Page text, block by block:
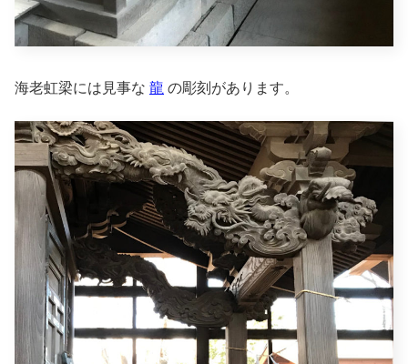
海老虹梁には見事な 龍 の彫刻があります。